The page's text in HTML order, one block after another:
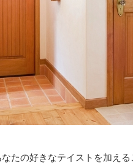
たの好きなテイストを加える